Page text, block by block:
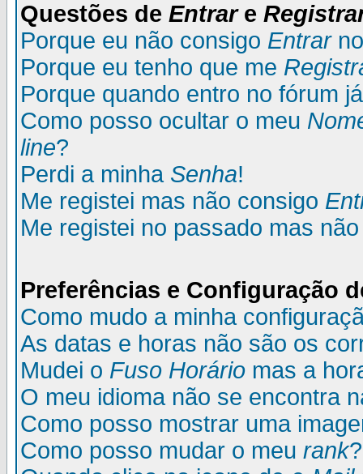
Questões de Entrare
Porque eu não consigo Entrar
Porque eu tenho que me
Porque quando entro no fórum
Como posso ocultar o meu
line?
Perdi a minha Senha!
Me registei mas não consigo
Me registei no passado mas
Preferências e Configuração
Como mudo a minha
As datas e horas não são os
Mudei o Fuso Horário mas a
O meu idioma não se encontra
Como posso mostrar uma
Como posso mudar o meu rank?